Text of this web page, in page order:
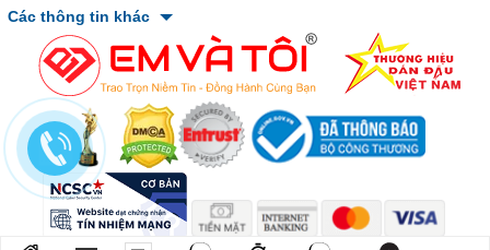
Các thông tin khác